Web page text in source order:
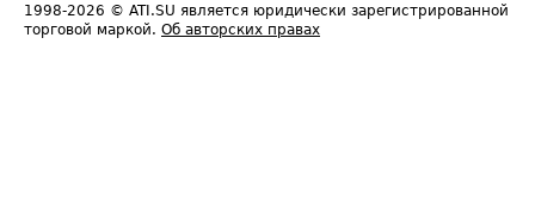
1998-2026 © ATI.SU является юридически зарегистрированной
торговой маркой. Об авторских правах